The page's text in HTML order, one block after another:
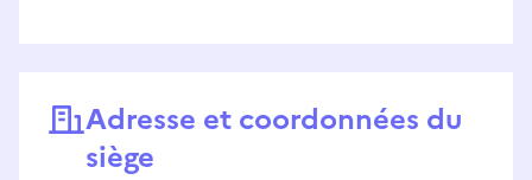
Adresse et coordonnées du
siège